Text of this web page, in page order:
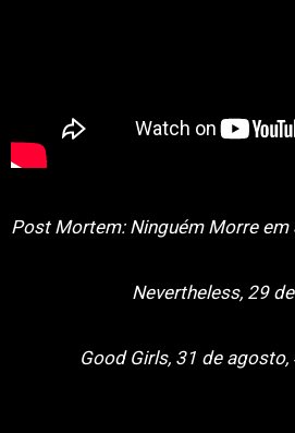
Post Mortem: Ninguém Morre em
Nevertheless, 29
Good Girls, 31 de